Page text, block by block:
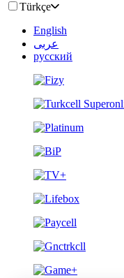
Türkçe
English
عربى
русский